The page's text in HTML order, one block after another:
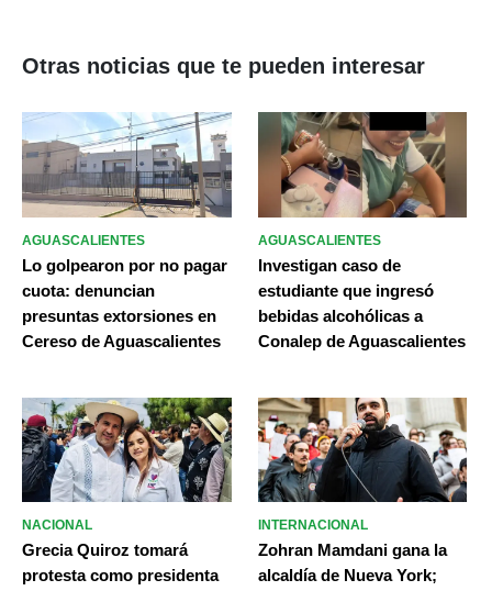
Otras noticias que te pueden interesar
AGUASCALIENTES
Lo golpearon por no pagar
cuota: denuncian
presuntas extorsiones en
Cereso de Aguascalientes
AGUASCALIENTES
Investigan caso de
estudiante que ingresó
bebidas alcohólicas a
Conalep de Aguascalientes
NACIONAL
Grecia Quiroz tomará
protesta como presidenta
INTERNACIONAL
Zohran Mamdani gana la
alcaldía de Nueva York;